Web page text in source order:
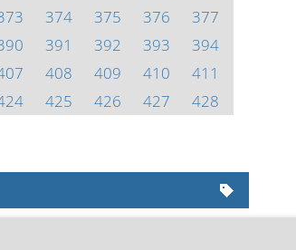
374 375 376
377
391 392 393
394
408 409 410
411
425 426 427
428